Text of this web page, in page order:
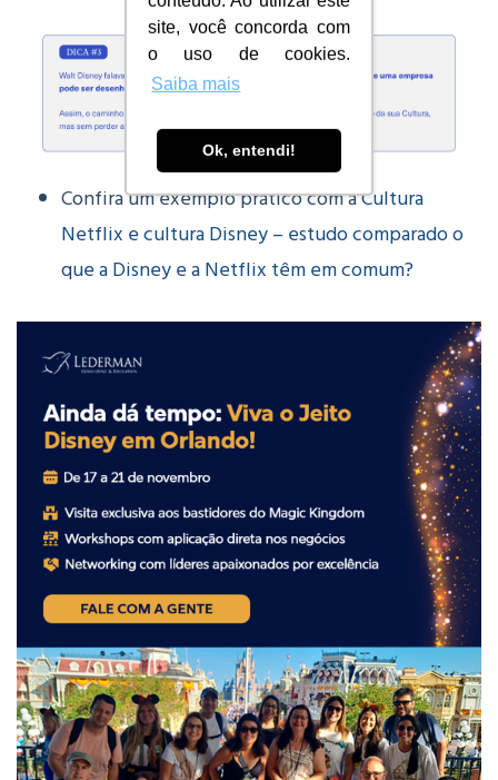
site, você concorda com
o uso de cookies.
Saiba mais
Ok, entendi!
Confira um exemplo prático com aCultura
Netflix e cultura Disney – estudo comparado o
que a Disney e a Netflix têm em comum?